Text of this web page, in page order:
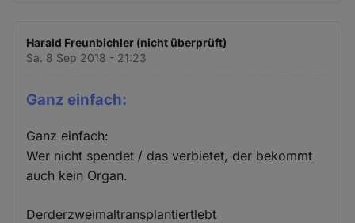
Harald Freunbichler (nicht überprüft)
Sa. 8 Sep 2018 - 21:23
Ganz einfach:
Ganz einfach:
Wer nicht spendet / das verbietet, der bekommt
auch kein Organ.
Derderzweimaltransplantiertlebt